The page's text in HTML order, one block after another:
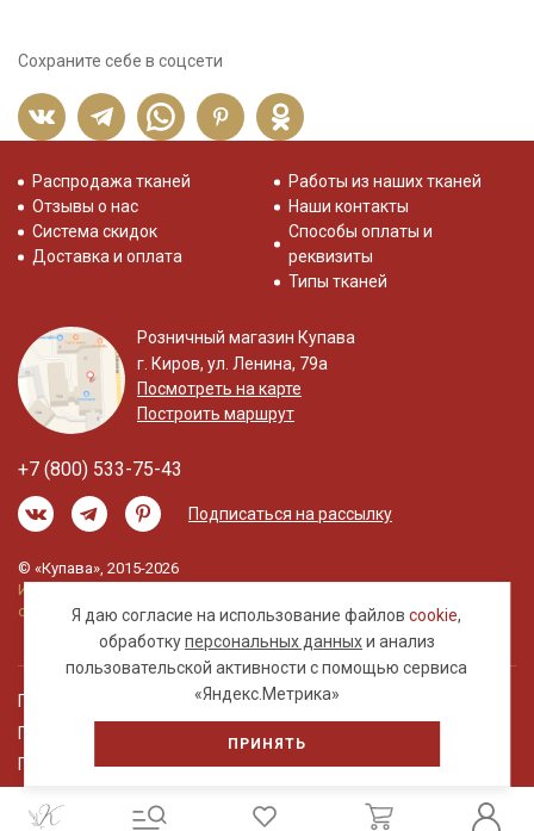
Сохраните себе в соцсети
Я даю согласие на использование файловcookie,
обработкуперсональных данныхи анализ
пользовательской активности с помощью сервиса
«Яндекс.Метрика»
ПРИНЯТЬ
Распродажа тканей
Отзывы о нас
Система скидок
Доставка и оплата
Работы из наших тканей
Наши контакты
Способы оплаты и
реквизиты
Типы тканей
Розничный магазин Купава
г. Киров, ул. Ленина, 79а
Посмотреть на карте
Построить маршрут
+7 (800) 533-75-43
Подписаться на рассылку
© «Купава», 2015-2026
Информация на сайте не является публичной
офертой.
Правовая информация
Политика обработки персональных данных
Пользовательское соглашение